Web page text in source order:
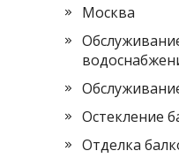
Москва
Остекление
Отделка